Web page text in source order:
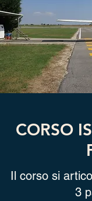
CORSO
Il corso si
3